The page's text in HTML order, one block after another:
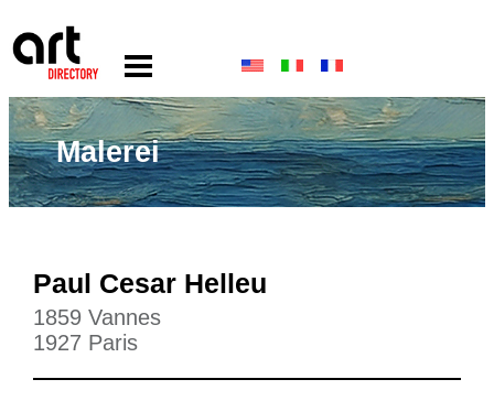
Malerei
Paul Cesar Helleu
1859 Vannes
1927 Paris